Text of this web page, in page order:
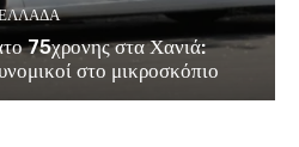
75χρονης στα Χανιά:
στο μικροσκόπιο